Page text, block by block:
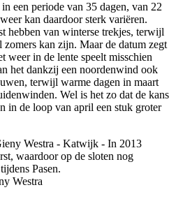
een periode van 35 dagen, van 22
kan daardoor sterk variëren.
hebben van winterse trekjes, terwijl
kan zijn. Maar de datum zegt
weer in de lente speelt misschien
het dankzij een noordenwind ook
terwijl warme dagen in maart
Wel is het zo dat de kans
in de loop van april een stuk groter
Westra